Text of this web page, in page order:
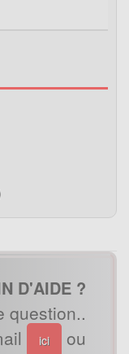
D'AIDE ?
question..
ici
ou